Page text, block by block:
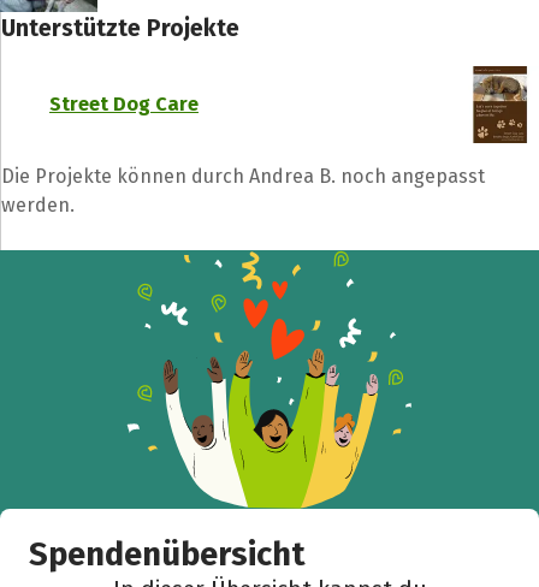
Unterstützte Projekte
Street Dog Care
Die Projekte können durch Andrea B. noch angepasst
werden.
Spendenübersicht